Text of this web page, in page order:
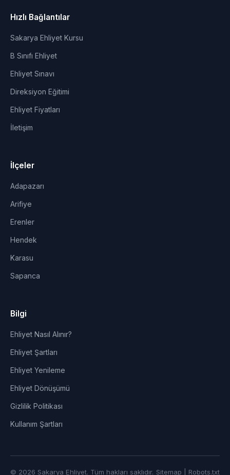
Hızlı Bağlantılar
Sakarya Ehliyet Kursu
B Sınıfı Ehliyet
Ehliyet Sınavı
Direksiyon Eğitimi
Ehliyet Fiyatları
İletişim
İlçeler
Adapazarı
Arifiye
Erenler
Hendek
Karasu
Sapanca
Bilgi
Ehliyet Nasıl Alınır?
Ehliyet Şartları
Ehliyet Yenileme
Ehliyet Dönüşümü
Gizlilik Politikası
Kullanım Şartları
© 2026 Sakarya Ehliyet. Tüm hakları saklıdır. Sitemap Robots.txt